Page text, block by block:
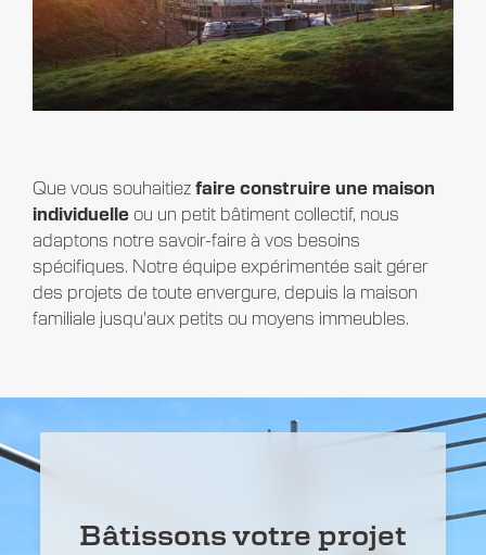
Que vous souhaitiez faire construire une maison
individuelleou un petit bâtiment collectif, nous
adaptons notre savoir-faire à vos besoins
spécifiques. Notre équipe expérimentée sait gérer
des projets de toute envergure, depuis la maison
familiale jusqu'aux petits ou moyens immeubles.
Bâtissons votre projet